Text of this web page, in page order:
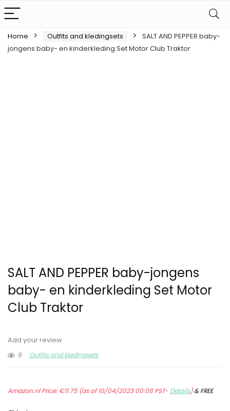
Home Outfits and kledingsets
SALT AND PEPPER baby-
jongens baby- en kinderkleding Set Motor Club Traktor
SALT AND PEPPER baby-jongens
baby- en kinderkleding Set Motor
Club Traktor
Add your review
9
Outfits and kledingsets
Amazon.nl Price:€11.75(as of 10/04/2023 00:08 PST- Details)&FREE